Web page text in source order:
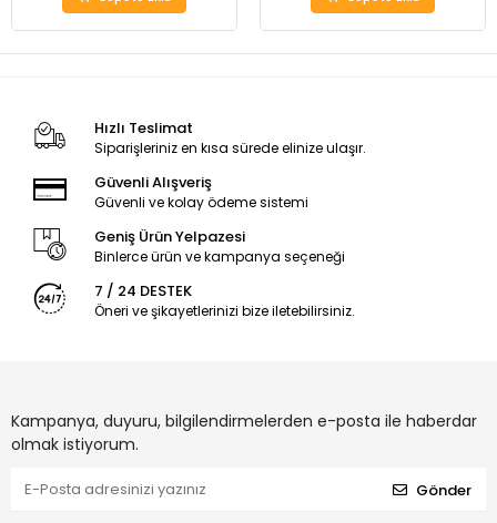
Hızlı Teslimat
Siparişleriniz en kısa sürede elinize ulaşır.
Güvenli Alışveriş
Güvenli ve kolay ödeme sistemi
Geniş Ürün Yelpazesi
Binlerce ürün ve kampanya seçeneği
7 / 24 DESTEK
Öneri ve şikayetlerinizi bize iletebilirsiniz.
Kampanya, duyuru, bilgilendirmelerden e-posta ile haberdar
olmak istiyorum.
Gönder